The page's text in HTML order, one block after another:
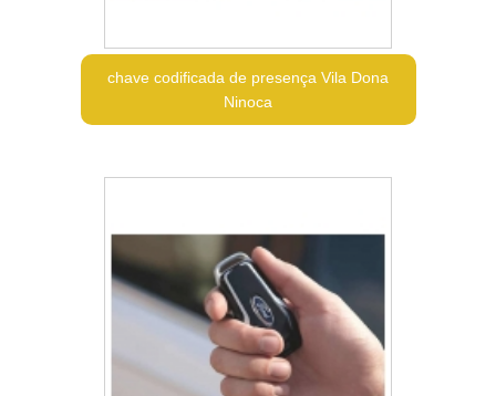
chave codificada de presença Vila Dona
Ninoca